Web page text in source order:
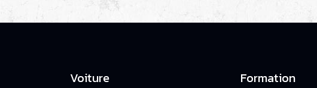
Voiture Formation